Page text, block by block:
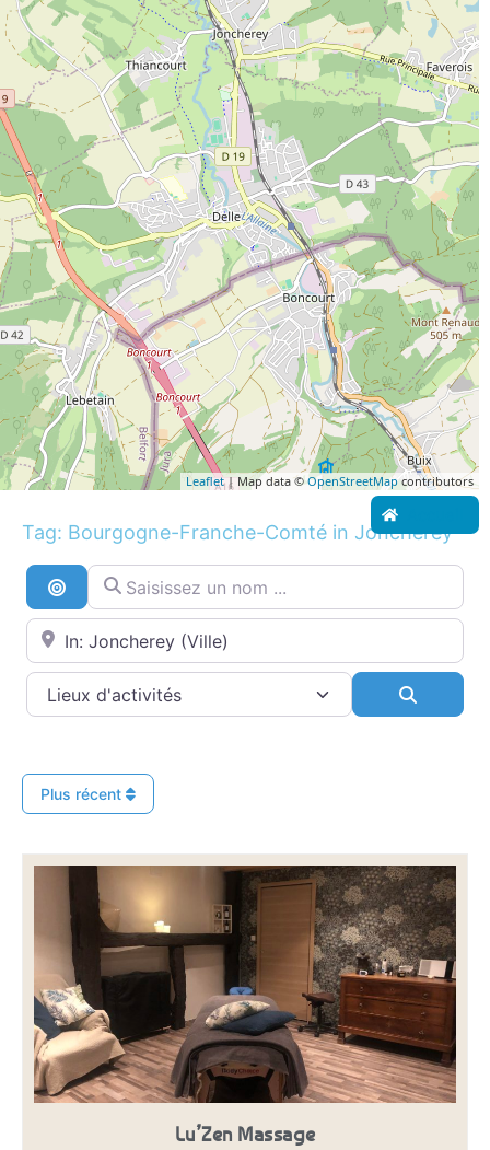
Leaflet| Map data © OpenStreetMapcontributors
Tag: Bourgogne-Franche-Comté in Joncherey
Recherche par distance
Saisissez un nom ...
Proche de...
Plus récent
Lu’Zen Massage